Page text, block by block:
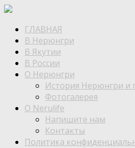
ГЛАВНАЯ
В Нерюнгри
В Якутии
В России
О Нерюнгри
История Нерюнгри и
Фотогалерея
О Nerulife
Напишите нам
Контакты
Политика